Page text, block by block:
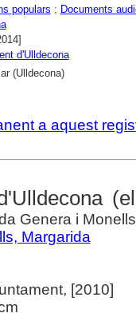
populars ; Documents
d'Ulldecona
(Ulldecona)
a aquest
Genera i
Margarida
[2010]